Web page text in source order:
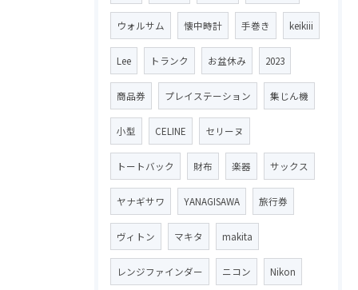
ウォルサム 懐中時計 手巻き keikiii
Lee トランク お盆休み 2023
商品券 プレイステーション 集じん機
小型 CELINE セリーヌ
トートバック 財布 楽器 サックス
ヤナギサワ YANAGISAWA 旅行券
ヴィトン マキタ makita
レンジファインダー ニコン Nikon